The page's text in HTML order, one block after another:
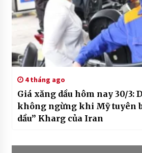
4 tháng ago
Giá xăng dầu hôm nay 30/3:
không ngừng khi Mỹ tuyên
dầu” Kharg của Iran